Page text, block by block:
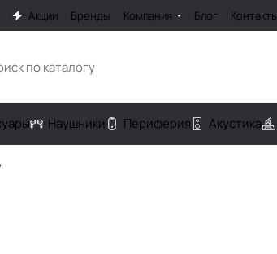
Акции Бренды Компания Блог Контакты
Наушники Периферия Акустика